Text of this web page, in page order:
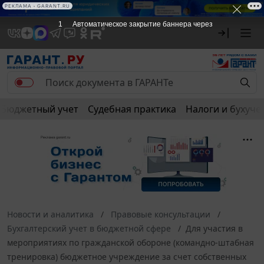
Бюджетный учет Судебная практика Налоги и
Новости и аналитика
Правовые консультации
Бухгалтерский учет в бюджетной сфере
Для участия в
мероприятиях по гражданской обороне (командно-штабная
тренировка) бюджетное учреждение за счет собственных
1 Автоматическое закрытие баннера через
РЕКЛАМА • GARANT.RU